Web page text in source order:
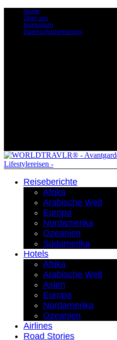
Home
Über uns
Impressum
Datenschutzerklärung
Reiseberichte
Afrika
Arabische Welt
Europa
Nordamerika
Ozeanien
Südamerika
Hotels
Afrika
Arabische Welt
Asien
Europa
Nordamerika
Ozeanien
Airlines
Road Stories